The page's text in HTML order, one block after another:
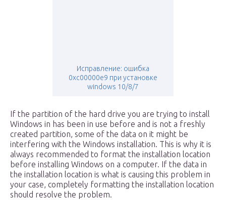
Исправление: ошибка
0xc00000e9 при установке
windows 10/8/7
If the partition of the hard drive you are trying to install
Windows in has been in use before and is not a freshly
created partition, some of the data on it might be
interfering with the Windows installation. This is why it is
always recommended to format the installation location
before installing Windows on a computer. If the data in
the installation location is what is causing this problem in
your case, completely formatting the installation location
should resolve the problem.